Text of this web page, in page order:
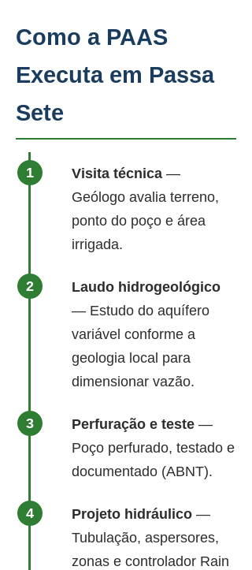
Como a PAAS
Executa em Passa
Sete
Visita técnica —
Geólogo avalia terreno,
ponto do poço e área
irrigada.
Laudo hidrogeológico
— Estudo do aquífero
variável conforme a
geologia local para
dimensionar vazão.
Perfuração e teste —
Poço perfurado, testado e
documentado (ABNT).
Projeto hidráulico —
Tubulação, aspersores,
zonas e controlador Rain